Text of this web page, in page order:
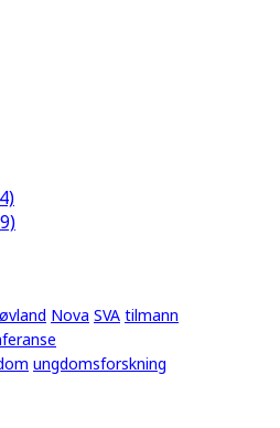
Nova SVA tilmann
ungdomsforskning